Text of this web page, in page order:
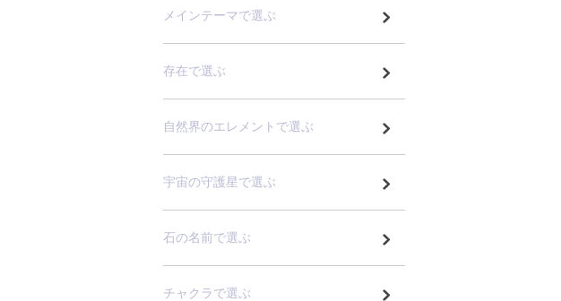
メインテーマで選ぶ
存在で選ぶ
自然界のエレメントで選ぶ
宇宙の守護星で選ぶ
石の名前で選ぶ
チャクラで選ぶ